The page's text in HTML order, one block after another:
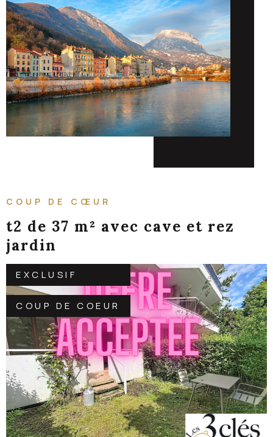
COUP DE CŒUR
t2 de 37 m² avec cave et rez
jardin
EXCLUSIF
COUP DE COEUR